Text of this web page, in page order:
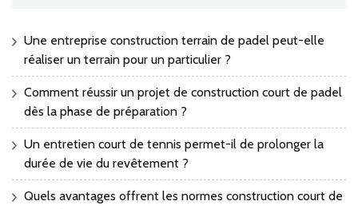
Une entreprise construction terrain de padel peut-elle
réaliser un terrain pour un particulier ?
Comment réussir un projet de construction court de padel
dès la phase de préparation ?
Un entretien court de tennis permet-il de prolonger la
durée de vie du revêtement ?
Quels avantages offrent les normes construction court de